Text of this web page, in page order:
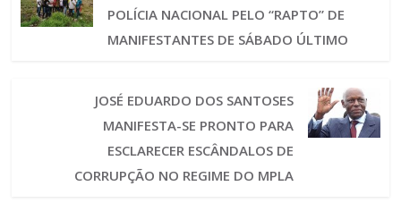
POLÍCIA NACIONAL PELO “RAPTO” DE
MANIFESTANTES DE SÁBADO ÚLTIMO
JOSÉ EDUARDO DOS SANTOSES
MANIFESTA-SE PRONTO PARA
ESCLARECER ESCÂNDALOS DE
CORRUPÇÃO NO REGIME DO MPLA